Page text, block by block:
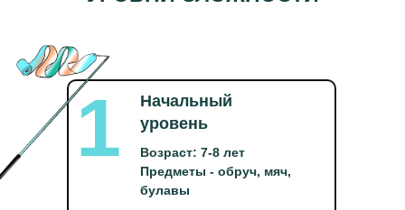
1
Начальный
уровень
Возраст: 7-8 лет
Предметы - обруч, мяч,
булавы